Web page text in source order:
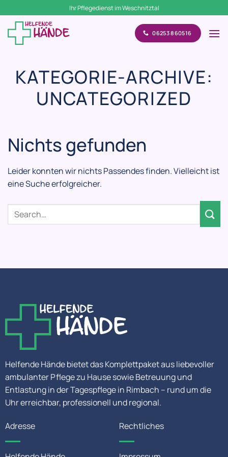
Inhalt
springen
Ihr Pflegedienst im Weschnitztal
06253 860516
KATEGORIE-ARCHIVE:
UNCATEGORIZED
Nichts gefunden
Leider konnten wir nichts Passendes finden. Vielleicht ist
eine Suche erfolgreicher.
Helfende Hände bietet das Komplettpaket aus liebevoller
ambulanter Pflege zu Hause sowie Betreuung und
Entlastung in der Tagespflege in Rimbach – rund um die
Uhr erreichbar, professionell und regional.
Adresse Rechtliches